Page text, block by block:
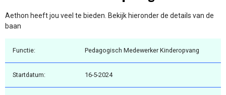
Aethon heeft jou veel te bieden. Bekijk hieronder de details van de
baan
Functie: Pedagogisch Medewerker Kinderopvang
Startdatum: 16-5-2024